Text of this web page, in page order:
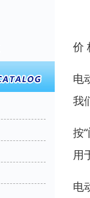
价
电
我
按
用
电